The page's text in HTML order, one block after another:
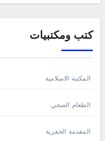
كتب ومكتبيات
المكتبة الاسلامية
الطعام الصحي
المقدمة الجفرية